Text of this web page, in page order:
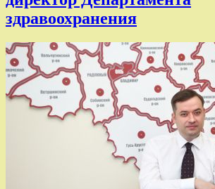
здравоохранения